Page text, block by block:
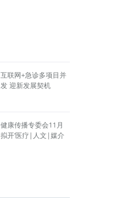
互联网+急诊多项目并
发 迎新发展契机
健康传播专委会11月
拟开‘医疗|人文|媒介